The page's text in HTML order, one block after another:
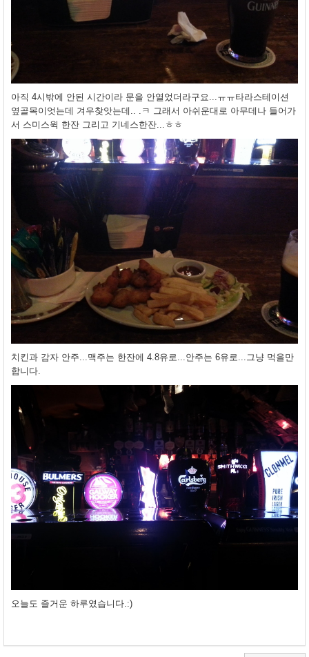
아직 4시밖에 안된 시간이라 문을 안열었더라구요...ㅠㅠ타라스테이션
옆골목이엇는데 겨우찾앗는데.. .ㅋ 그래서 아쉬운대로 아무데나 들어가
서 스미스윅 한잔 그리고 기네스한잔...ㅎㅎ
치킨과 감자 안주...맥주는 한잔에 4.8유로...안주는 6유로...그냥 먹을만
합니다.
오늘도 즐거운 하루였습니다.:)